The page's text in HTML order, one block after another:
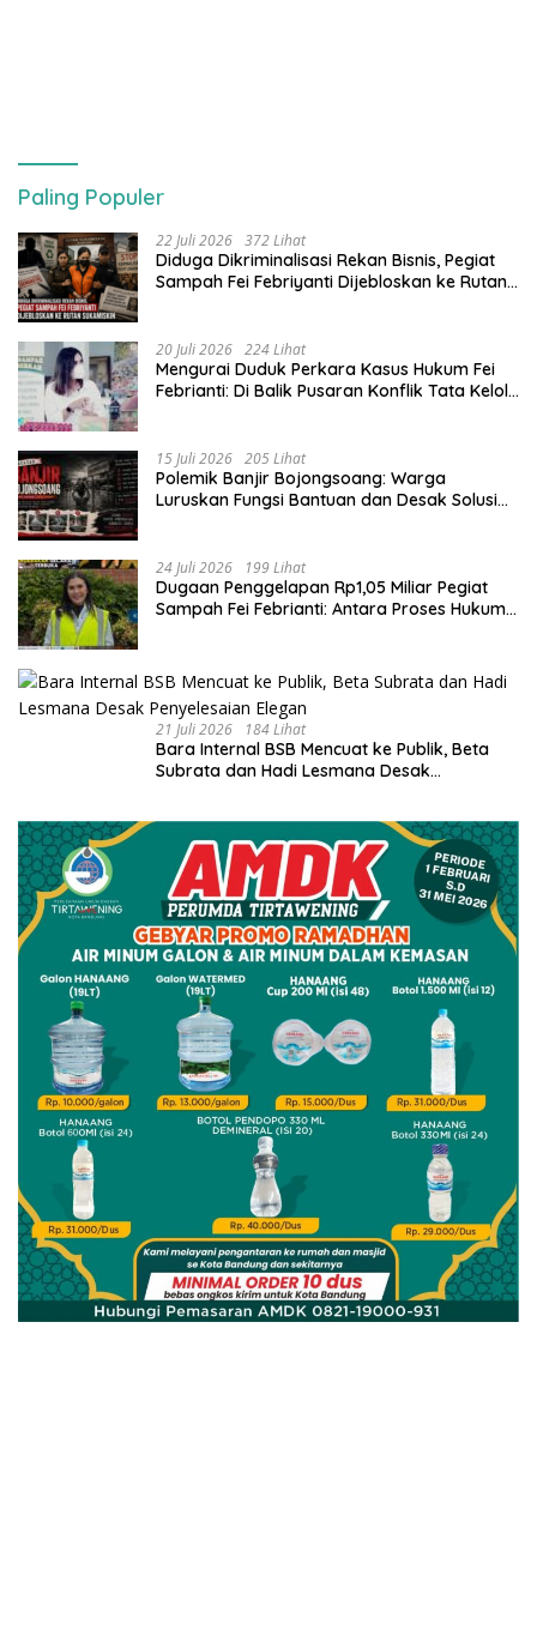
Paling Populer
22 Juli 2026 372 Lihat
Diduga Dikriminalisasi Rekan Bisnis, Pegiat
Sampah Fei Febriyanti Dijebloskan ke Rutan
20 Juli 2026 224 Lihat
​Mengurai Duduk Perkara Kasus Hukum Fei
Febrianti: Di Balik Pusaran Konflik Tata Kelola
15 Juli 2026 205 Lihat
Polemik Banjir Bojongsoang: Warga
Luruskan Fungsi Bantuan dan Desak Solusi
24 Juli 2026 199 Lihat
Dugaan Penggelapan Rp1,05 Miliar Pegiat
Sampah Fei Febrianti: Antara Proses Hukum,
21 Juli 2026 184 Lihat
Bara Internal BSB Mencuat ke Publik, Beta
Subrata dan Hadi Lesmana Desak